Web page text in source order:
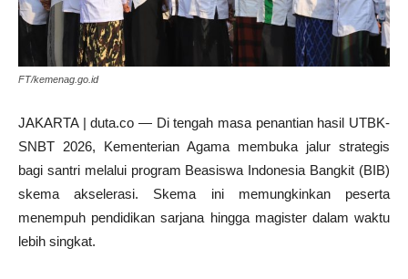
FT/kemenag.go.id
JAKARTA | duta.co — Di tengah masa penantian hasil UTBK-
SNBT 2026, Kementerian Agama membuka jalur strategis
bagi santri melalui program Beasiswa Indonesia Bangkit (BIB)
skema akselerasi. Skema ini memungkinkan peserta
menempuh pendidikan sarjana hingga magister dalam waktu
lebih singkat.